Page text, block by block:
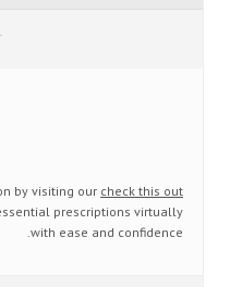
by visiting our check this out
prescriptions virtually
with ease and confidence.